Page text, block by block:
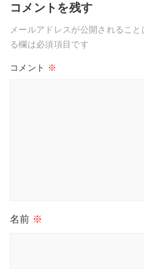
コメントを残す
メールアドレスが公開されること
る欄は必須項目です
コメント ※
名前 ※